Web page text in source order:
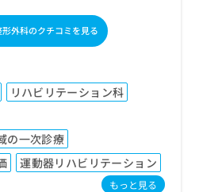
外科のクチコミを見る
リハビリテーション科
の一次診療
運動器リハビリテーション
もっと見る